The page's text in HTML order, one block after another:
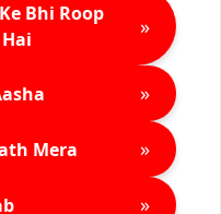
Bhi Roop
»
»
Mera »
»